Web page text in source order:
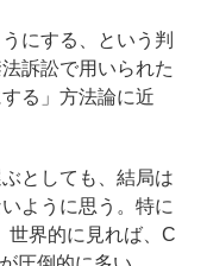
にする、という判
訴訟で用いられた
る」方法論に近
としても、結局は
ように思う。特に
世界的に見れば、C